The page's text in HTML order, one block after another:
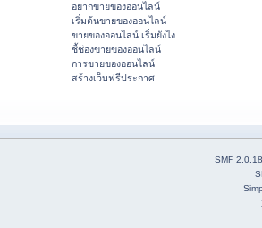
อยากขายของออนไลน์
เริ่มต้นขายของออนไลน์
ขายของออนไลน์ เริ่มยังไง
ชี้ช่องขายของออนไลน์
การขายของออนไลน์
สร้างเว็บฟรีประกาศ
SMF 2.0.18